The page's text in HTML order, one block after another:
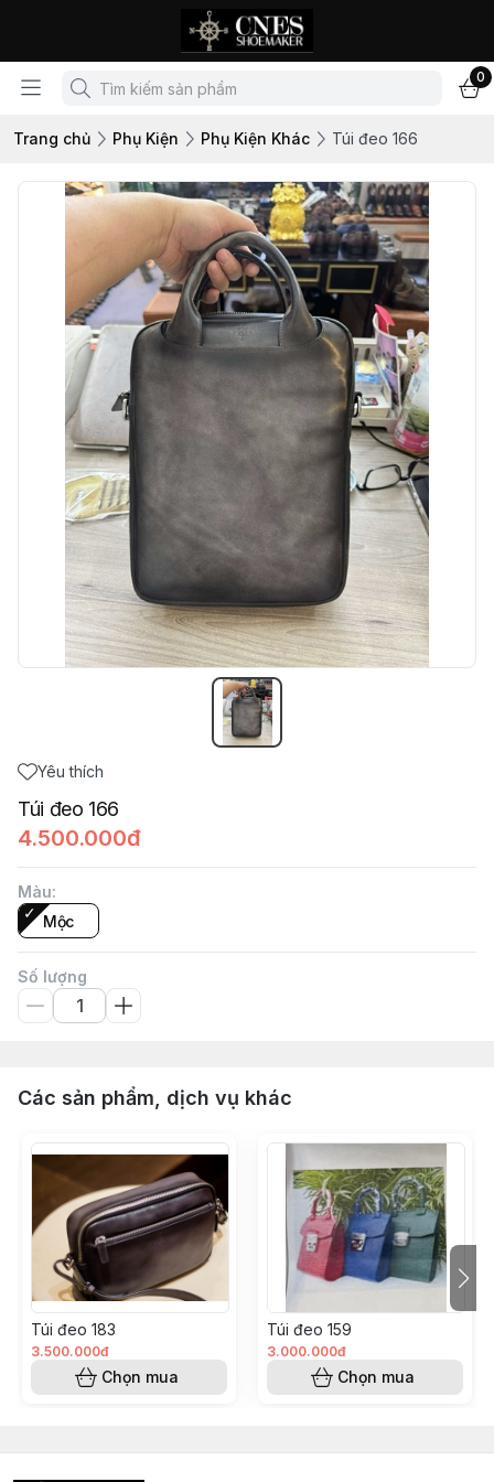
0
Trang chủ Phụ Kiện Phụ Kiện Khác Túi đeo 166
Yêu thích
Túi đeo 166
4.500.000đ
Màu:
Mộc
Số lượng
Các sản phẩm, dịch vụ khác
Túi đeo 183
3.500.000đ
Chọn mua
Túi đeo 159
3.000.000đ
Chọn mua